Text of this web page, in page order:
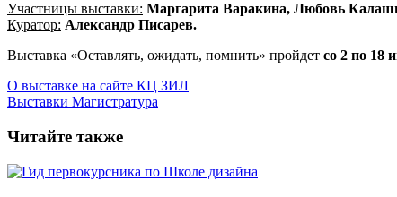
Участницы выставки: Маргарита Варакина, Любовь
Куратор: Александр Писарев.
Выставка «Оставлять, ожидать, помнить» пройдет со 2 по 18
О выставке на сайте КЦ ЗИЛ
Выставки Магистратура
Читайте также